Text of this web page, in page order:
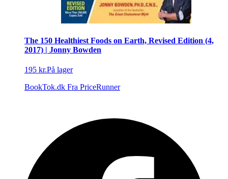
The 150 Healthiest Foods on Earth, Revised Edition (4,
2017) | Jonny Bowden
195 kr.På lager
BookTok.dk Fra PriceRunner